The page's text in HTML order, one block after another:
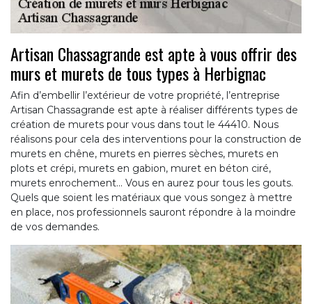
Artisan Chassagrande est apte à vous offrir des
murs et murets de tous types à Herbignac
Afin d’embellir l’extérieur de votre propriété, l’entreprise
Artisan Chassagrande est apte à réaliser différents types de
création de murets pour vous dans tout le 44410. Nous
réalisons pour cela des interventions pour la construction de
murets en chêne, murets en pierres sèches, murets en
plots et crépi, murets en gabion, muret en béton ciré,
murets enrochement... Vous en aurez pour tous les gouts.
Quels que soient les matériaux que vous songez à mettre
en place, nos professionnels sauront répondre à la moindre
de vos demandes.